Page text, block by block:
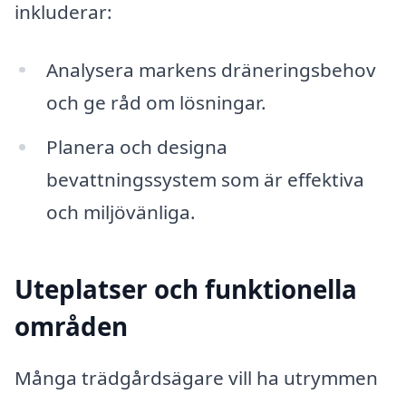
inkluderar:
Analysera markens dräneringsbehov
och ge råd om lösningar.
Planera och designa
bevattningssystem som är effektiva
och miljövänliga.
Uteplatser och funktionella
områden
Många trädgårdsägare vill ha utrymmen